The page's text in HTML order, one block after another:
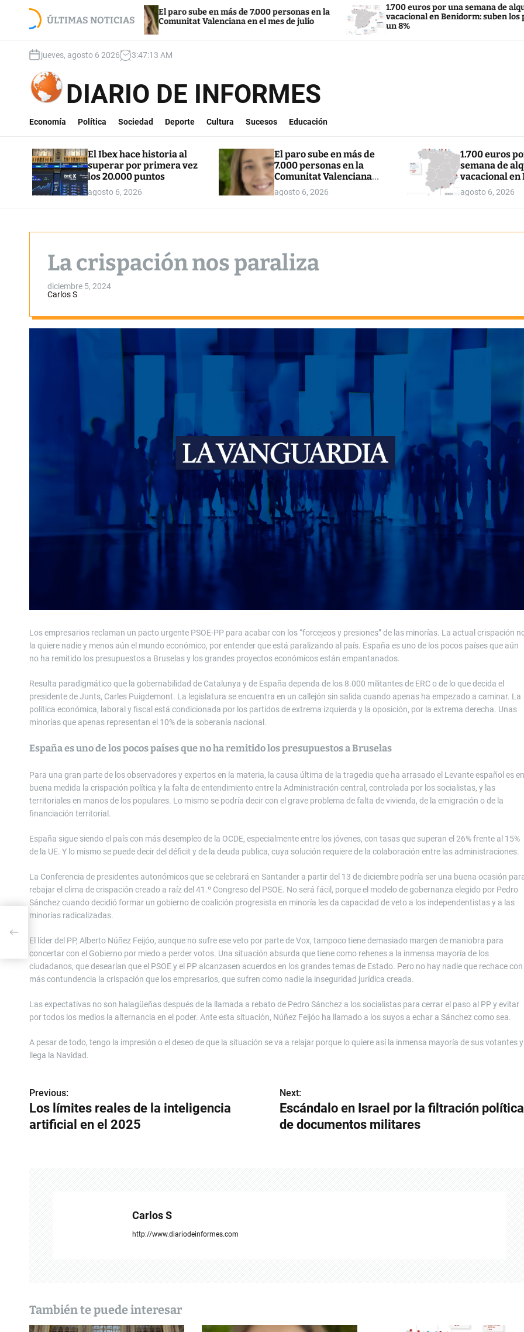
e
ÚLTIMAS NOTICIAS
primera
El paro sube en más de 7.000 personas en la
Comunitat Valenciana en el mes de julio
1.700 euros por una semana de alquiler
vacacional en Benidorm: suben los precios
jueves, agosto 6 2026 3:47:14 AM
DIARIO DE INFORMES
Economía Política Sociedad Deporte Cultura Sucesos Educación
El Ibex hace historia al
superar por primera vez
los 20.000 puntos
agosto 6, 2026
El paro sube en más de
7.000 personas en la
Comunitat Valenciana
en el mes de julio
agosto 6, 2026
1.700 euros
semana de
vacacional en
suben los
agosto 6, 2026
La crispación nos paraliza
diciembre 5, 2024
Carlos S
Los empresarios reclaman un pacto urgente PSOE-PP para acabar con los “forcejeos y presiones” de las minorías. La actual crispación
la quiere nadie y menos aún el mundo económico, por entender que está paralizando al país. España es uno de los pocos países que aún
no ha remitido los presupuestos a Bruselas y los grandes proyectos económicos están empantanados.
Resulta paradigmático que la gobernabilidad de Catalunya y de España dependa de los 8.000 militantes de ERC o de lo que decida el
presidente de Junts, Carles Puigdemont. La legislatura se encuentra en un callejón sin salida cuando apenas ha empezado a caminar. La
política económica, laboral y fiscal está condicionada por los partidos de extrema izquierda y la oposición, por la extrema derecha. Unas
minorías que apenas representan el 10% de la soberanía nacional.
España es uno de los pocos países que no ha remitido los presupuestos a Bruselas
Para una gran parte de los observadores y expertos en la materia, la causa última de la tragedia que ha arrasado el Levante español es en
buena medida la crispación política y la falta de entendimiento entre la Administración central, controlada por los socialistas, y las
territoriales en manos de los populares. Lo mismo se podría decir con el grave problema de falta de vivienda, de la emigración o de la
financiación territorial.
España sigue siendo el país con más desempleo de la OCDE, especialmente entre los jóvenes, con tasas que superan el 26% frente al 15%
de la UE. Y lo mismo se puede decir del déficit y de la deuda publica, cuya solución requiere de la colaboración entre las administraciones.
La Conferencia de presidentes autonómicos que se celebrará en Santander a partir del 13 de diciembre podría ser una buena ocasión
rebajar el clima de crispación creado a raíz del 41.º Congreso del PSOE. No será fácil, porque el modelo de gobernanza elegido por Pedro
Sánchez cuando decidió formar un gobierno de coalición progresista en minoría les da capacidad de veto a los independentistas y a las
minorías radicalizadas.
El líder del PP, Alberto Núñez Feijóo, aunque no sufre ese veto por parte de Vox, tampoco tiene demasiado margen de maniobra para
concertar con el Gobierno por miedo a perder votos. Una situación absurda que tiene como rehenes a la inmensa mayoría de los
ciudadanos, que desearían que el PSOE y el PP alcanzasen acuerdos en los grandes temas de Estado. Pero no hay nadie que rechace con
más contundencia la crispación que los empresarios, que sufren como nadie la inseguridad jurídica creada.
Las expectativas no son halagüeñas después de la llamada a rebato de Pedro Sánchez a los socialistas para cerrar el paso al PP y evitar
por todos los medios la alternancia en el poder. Ante esta situación, Núñez Feijóo ha llamado a los suyos a echar a Sánchez como sea.
A pesar de todo, tengo la impresión o el deseo de que la situación se va a relajar porque lo quiere así la inmensa mayoría de sus votantes y
llega la Navidad.
N
a
d
Previous:
Los límites reales de la inteligencia
artificial en el 2025
Next:
Escándalo en Israel por la filtración política
de documentos militares
Carlos S
http://www.diariodeinformes.com
También te puede interesar